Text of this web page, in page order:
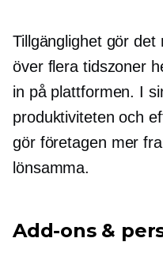
Tillgänglighet gör
över flera tidszoner
in på plattformen. I
produktiviteten och
gör företagen mer
lönsamma.
Add-ons&